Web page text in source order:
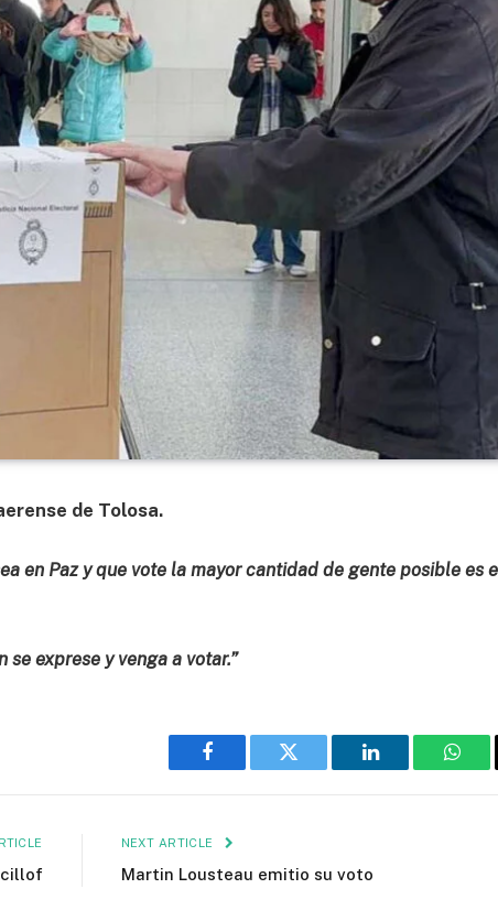
de Tolosa.
en Paz y que vote la mayor cantidad de gente posible es
exprese y venga a votar.”
Facebook Twitter LinkedIn
NEXT ARTICLE
Martin Lousteau emitio su voto